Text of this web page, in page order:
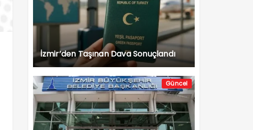
İzmir’den Taşınan Dava Sonuçlandı
Güncel